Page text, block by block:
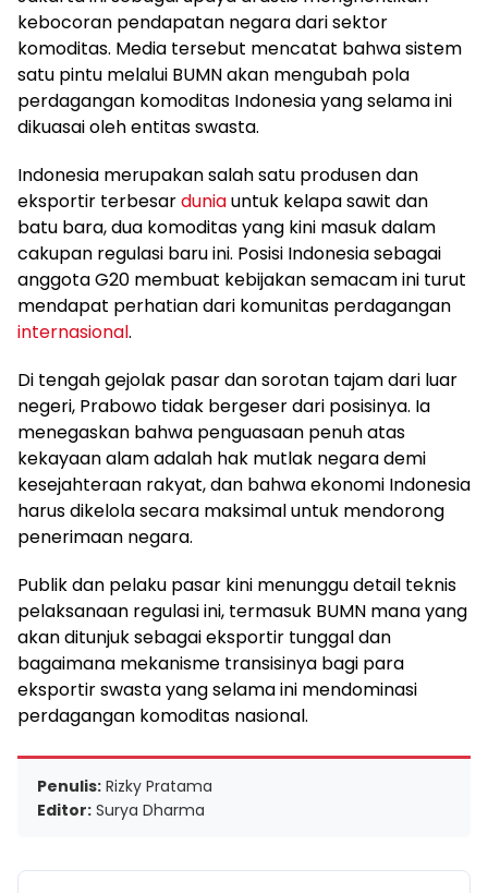
kebocoran pendapatan negara dari sektor
komoditas. Media tersebut mencatat bahwa sistem
satu pintu melalui BUMN akan mengubah pola
perdagangan komoditas Indonesia yang selama ini
dikuasai oleh entitas swasta.
Indonesia merupakan salah satu produsen dan
eksportir terbesarduniauntuk kelapa sawit dan
batu bara, dua komoditas yang kini masuk dalam
cakupan regulasi baru ini. Posisi Indonesia sebagai
anggota G20 membuat kebijakan semacam ini turut
mendapat perhatian dari komunitas perdagangan
internasional.
Di tengah gejolak pasar dan sorotan tajam dari luar
negeri, Prabowo tidak bergeser dari posisinya. Ia
menegaskan bahwa penguasaan penuh atas
kekayaan alam adalah hak mutlak negara demi
kesejahteraan rakyat, dan bahwa ekonomi Indonesia
harus dikelola secara maksimal untuk mendorong
penerimaan negara.
Publik dan pelaku pasar kini menunggu detail teknis
pelaksanaan regulasi ini, termasuk BUMN mana yang
akan ditunjuk sebagai eksportir tunggal dan
bagaimana mekanisme transisinya bagi para
eksportir swasta yang selama ini mendominasi
perdagangan komoditas nasional.
Penulis: Rizky Pratama
Editor: Surya Dharma